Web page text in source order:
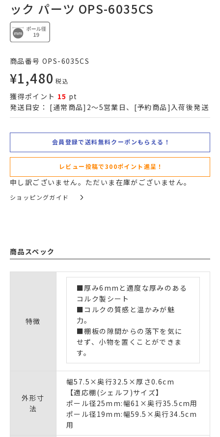
ック パーツ OPS-6035CS
商品番号 OPS-6035CS
¥1,480 税込
獲得ポイント 15 pt
発送目安： [通常商品]2～5営業日、[予約商品]入荷後発送
会員登録で送料無料クーポンもらえる！
レビュー投稿で300ポイント進呈！
申し訳ございません。ただいま在庫がございません。
ショッピングガイド
商品スペック
特徴
■厚み6mmと適度な厚みのある
コルク製シート
■コルクの質感と温かみが魅
力。
■棚板の隙間からの落下を気に
せず、小物を置くことができま
す。
外形寸
法
幅57.5×奥行32.5×厚さ0.6cm
【適応棚(シェルフ)サイズ】
ポール径25mm:幅61×奥行35.5cm用
ポール径19mm:幅59.5×奥行34.5cm
用